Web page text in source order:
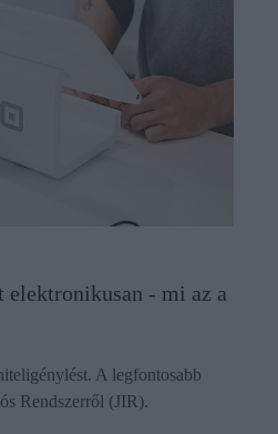
elektronikusan - mi az a
A legfontosabb
Rendszerről (JIR).